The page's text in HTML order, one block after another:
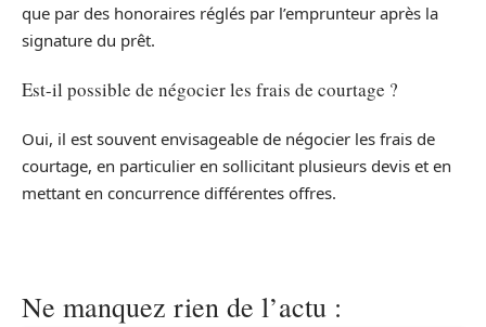
que par des honoraires réglés par l’emprunteur après la
signature du prêt.
Est-il possible de négocier les frais de courtage ?
Oui, il est souvent envisageable de négocier les frais de
courtage, en particulier en sollicitant plusieurs devis et en
mettant en concurrence différentes offres.
Ne manquez rien de l’actu :